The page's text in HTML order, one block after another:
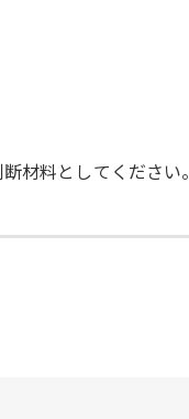
材料としてください。